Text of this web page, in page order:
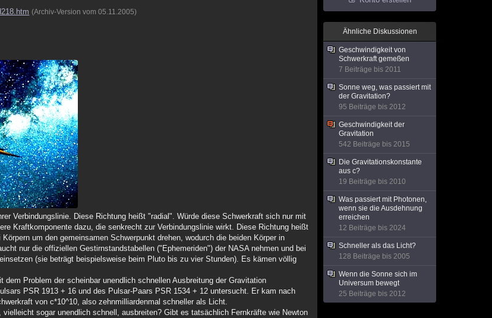
(Archiv-Version vom 05.11.2005)
Verbindungslinie. Diese Richtung heißt "radial". Würde diese Schwerkraft sich nur mit
Kraftkomponente dazu, die senkrecht zur Verbindungslinie wirkt. Diese Richtung heißt
um den gemeinsamen Schwerpunkt drehen, wodurch die beiden Körper in
nur die offiziellen Gestirnstandstabellen ("Ephemeriden") der NASA nehmen und bei
(sie beträgt beispielsweise beim Pluto bis zu vier Stunden). Es kämen völlig
Problem der scheinbar unendlich schnellen Ausbreitung der Gravitation
PSR 1913 + 16 und des Pulsar-Paars PSR 1534 + 12 untersucht. Er kam nach
von c*10^10, also zehnmilliardenmal schneller als Licht.
sogar unendlich schnell, ausbreiten? Gibt es tatsächlich Fernkräfte wie Newton
Ähnliche Diskussionen
Geschwindigkeit von
Schwerkraft gemeßen
7 Beiträge bis 2011
Sonne weg, was passiert mit
der Gravitation?
95 Beiträge bis 2012
Geschwindigkeit der
Gravitation
542 Beiträge bis 2015
Die Gravitationskonstante
aus c?
19 Beiträge bis 2010
Was passiert mit Photonen,
wenn sie die Ausdehnung
erreichen
12 Beiträge bis 2024
Schneller als das Licht?
128 Beiträge bis 2005
Wenn die Sonne sich im
Universum bewegt
25 Beiträge bis 2012